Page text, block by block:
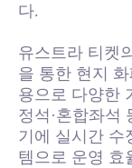
다.
유스트라 티켓
을 통한 현지
용으로 다양한
정석·혼합좌석
기에 실시간 수
템으로 운영 효